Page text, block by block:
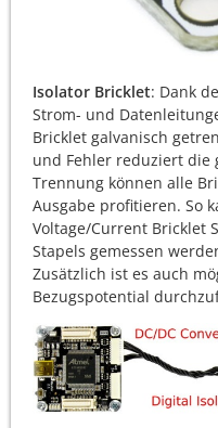
Isolator Bricklet: Dank
Strom- und
Bricklet galvanisch
und Fehler reduziert die
Trennung können alle
Ausgabe profitieren. So
Voltage/Current Bricklet
Stapels gemessen
Zusätzlich ist es auch
Bezugspotential